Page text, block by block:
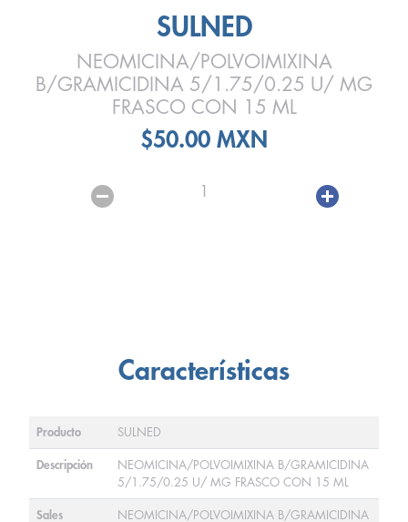
SULNED
NEOMICINA/POLVOIMIXINA
B/GRAMICIDINA 5/1.75/0.25 U/ MG
FRASCO CON 15 ML
$50.00 MXN
1
Características
Producto SULNED
Descripción
NEOMICINA/POLVOIMIXINA B/GRAMICIDINA
5/1.75/0.25 U/ MG FRASCO CON 15 ML
Sales NEOMICINA/POLVOIMIXINA B/GRAMICIDINA